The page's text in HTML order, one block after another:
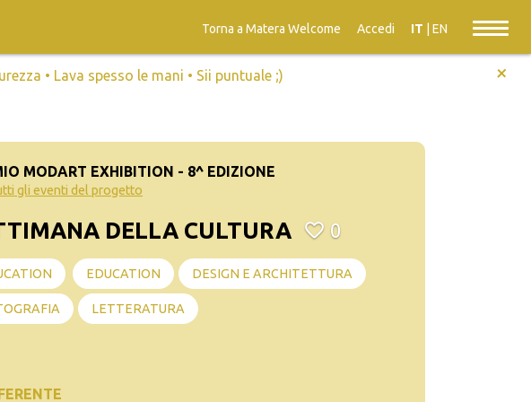
Torna a Matera Welcome Accedi IT EN
• Lava spesso le mani • Sii puntuale ;) +
MODART EXHIBITION - 8^ EDIZIONE
gli eventi del progetto
DELLA CULTURA 0
EDUCATION DESIGN E ARCHITETTURA
LETTERATURA